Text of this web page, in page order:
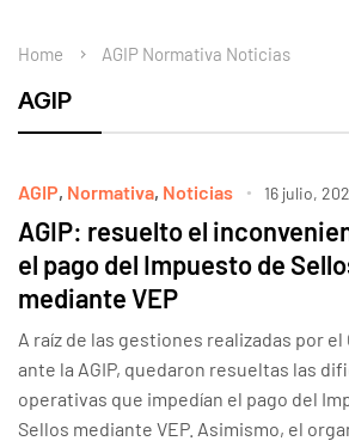
Home AGIP Normativa Noticias
AGIP
AGIP, Normativa, Noticias 16 julio,
AGIP: resuelto el
el pago del Impuesto de
mediante VEP
A raíz de las gestiones realizadas por el
ante la AGIP, quedaron resueltas las
operativas que impedían el pago del
Sellos mediante VEP. Asimismo, el